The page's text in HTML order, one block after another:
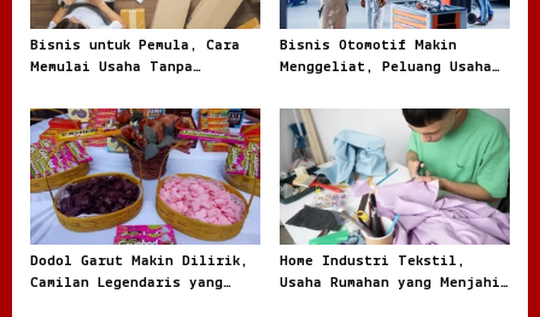
Bisnis untuk Pemula, Cara
Memulai Usaha Tanpa
Bisnis Otomotif Makin
Menggeliat, Peluang Usaha
Beli Kendaraan
Dodol Garut Makin Dilirik,
Camilan Legendaris yang
Home Industri Tekstil,
Usaha Rumahan yang Menjahit